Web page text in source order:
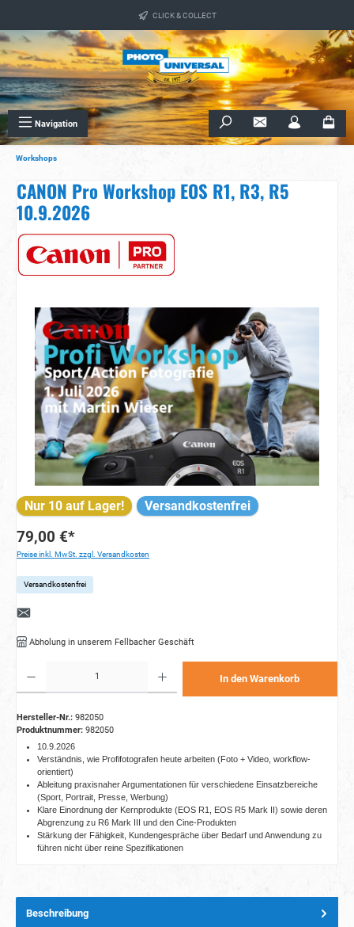
CLICK & COLLECT
Navigation
Workshops
CANON Pro Workshop EOS R1, R3, R5
10.9.2026
Bildergalerie überspringen
Nur 10 auf Lager! Versandkostenfrei
79,00 €*
Preise inkl. MwSt. zzgl. Versandkosten
Versandkostenfrei
Abholung in unserem Fellbacher Geschäft
In den Warenkorb
Hersteller-Nr.: 982050
Produktnummer: 982050
10.9.2026
Verständnis, wie Profifotografen heute arbeiten (Foto + Video, workflow-
orientiert)
Ableitung praxisnaher Argumentationen für verschiedene Einsatzbereiche
(Sport, Portrait, Presse, Werbung)
Klare Einordnung der Kernprodukte (EOS R1, EOS R5 Mark II) sowie deren
Abgrenzung zu R6 Mark III und den Cine-Produkten
Stärkung der Fähigkeit, Kundengespräche über Bedarf und Anwendung zu
führen nicht über reine Spezifikationen
Beschreibung